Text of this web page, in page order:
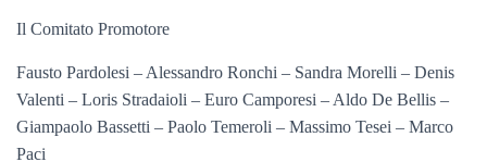
Il Comitato Promotore
Fausto Pardolesi – Alessandro Ronchi – Sandra Morelli – Denis
Valenti – Loris Stradaioli – Euro Camporesi – Aldo De Bellis –
Giampaolo Bassetti – Paolo Temeroli – Massimo Tesei – Marco
Paci